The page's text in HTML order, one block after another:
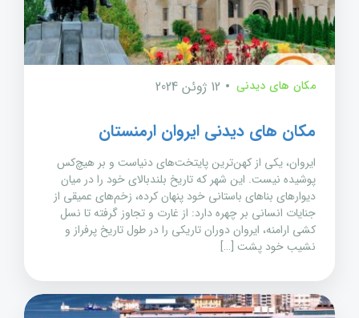
مکان های دیدنی 12 ژوئن 2024
مکان های دیدنی ایروان ارمنستان
ایروان، یکی از کهن‌ترین پایتخت‌های دنیاست و بر هیچ‌کس
پوشیده نیست. این شهر که تاریخ بلندبالای خود را در میان
دیوارهای بناهای باستانی خود پنهان کرده، زخم‌های عمیقی از
جنایات انسانی بر چهره دارد: از غارت و تجاوز گرفته تا نسل
کشی ارامنه، ایروان دوران تاریکی را در طول تاریخ پرفراز و
نشیب خود پشت […]